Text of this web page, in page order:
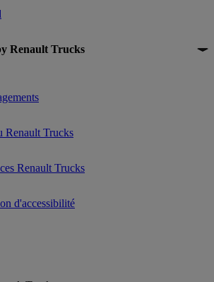
Renault Trucks
Used Trucks by Renault Trucks
Renault Trucks
Renault Trucks
d'accessibilité